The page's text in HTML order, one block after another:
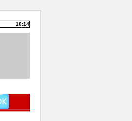
10:14